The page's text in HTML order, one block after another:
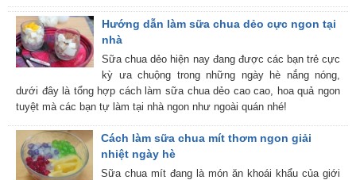
Hướng dẫn làm sữa chua dẻo cực ngon tại
nhà
Sữa chua dẻo hiện nay đang được các bạn trẻ cực
kỳ ưa chuộng trong những ngày hè nắng nóng,
dưới đây là tổng hợp cách làm sữa chua dẻo cao cao, hoa quả ngon
tuyệt mà các bạn tự làm tại nhà ngon như ngoài quán nhé!
Cách làm sữa chua mít thơm ngon giải
nhiệt ngày hè
Sữa chua mít đang là món ăn khoái khẩu của giới